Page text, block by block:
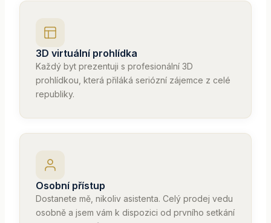
3D virtuální prohlídka
Každý byt prezentuji s profesionální 3D
prohlídkou, která přiláká seriózní zájemce z celé
republiky.
Osobní přístup
Dostanete mě, nikoliv asistenta. Celý prodej vedu
osobně a jsem vám k dispozici od prvního setkání